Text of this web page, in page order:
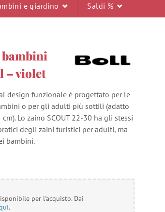
e giardino Saldi %
– violet
design funzionale è progettato per le
o per gli adulti più sottili (adatto
Lo zaino SCOUT 22-30 ha gli stessi
degli zaini turistici per adulti, ma
bambini.
per l'acquisto. Dai
.